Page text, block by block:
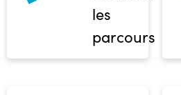
les
parcours